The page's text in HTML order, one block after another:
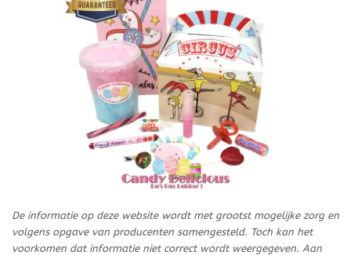
De informatie op deze website wordt met grootst mogelijke zorg en
volgens opgave van producenten samengesteld. Toch kan het
voorkomen dat informatie niet correct wordt weergegeven. Aan